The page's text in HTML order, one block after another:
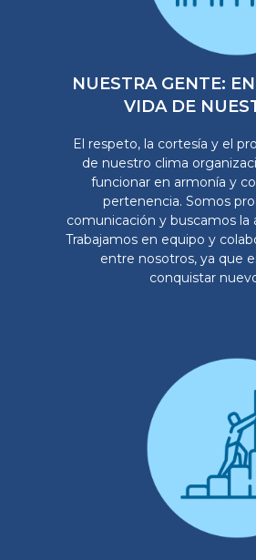
NUESTRA GENTE:
VIDA DE
El respeto, la cortesía y el
de nuestro clima
funcionar en armonía y
pertenencia. Somos
comunicación y buscamos la
Trabajamos en equipo y
entre nosotros, ya que
conquistar